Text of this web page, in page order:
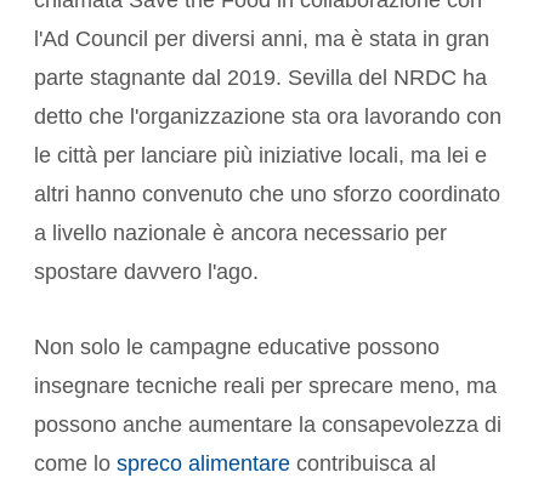
l'Ad Council per diversi anni, ma è stata in gran
parte stagnante dal 2019. Sevilla del NRDC ha
detto che l'organizzazione sta ora lavorando con
le città per lanciare più iniziative locali, ma lei e
altri hanno convenuto che uno sforzo coordinato
a livello nazionale è ancora necessario per
spostare davvero l'ago.
Non solo le campagne educative possono
insegnare tecniche reali per sprecare meno, ma
possono anche aumentare la consapevolezza di
come lo spreco alimentare contribuisca al